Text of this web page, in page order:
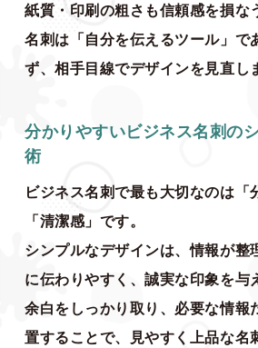
紙質・印刷の粗さも信頼感を損な
名刺は「自分を伝えるツール」で
ず、相手目線でデザインを見直し
分かりやすいビジネス名刺の
術
ビジネス名刺で最も大切なのは「
「清潔感」です。
シンプルなデザインは、情報が整
に伝わりやすく、誠実な印象を与
余白をしっかり取り、必要な情報
置することで、見やすく上品な名